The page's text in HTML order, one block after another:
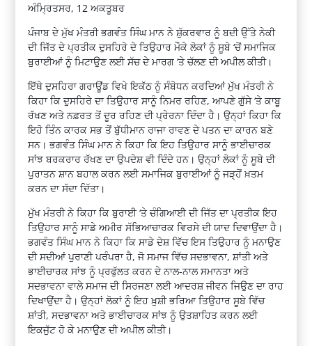
ਅੰਮ੍ਰਿਤਸਰ, 12 ਅਕਤੂਬਰ
ਪੰਜਾਬ ਦੇ ਮੁੱਖ ਮੰਤਰੀ ਭਗਵੰਤ ਸਿੰਘ ਮਾਨ ਨੇ ਸ਼ੁੱਕਰਵਾਰ ਨੂੰ ਬਦੀ ਉੱਤੇ ਨੇਕੀ
ਦੀ ਜਿੱਤ ਦੇ ਪ੍ਰਤੀਕ ਦੁਸਹਿਰੇ ਦੇ ਤਿਉਹਾਰ ਮੌਕੇ ਲੋਕਾਂ ਨੂੰ ਸੂਬੇ ‘ਚੋਂ ਸਮਾਜਿਕ
ਬੁਰਾਈਆਂ ਨੂੰ ਮਿਟਾਉਣ ਲਈ ਸੱਚ ਦੇ ਮਾਰਗ ‘ਤੇ ਚੱਲਣ ਦੀ ਅਪੀਲ ਕੀਤੀ।
ਇੱਥੇ ਦੁਸਹਿਰਾ ਗਰਾਊਂਡ ਵਿਖੇ ਇਕੱਠ ਨੂੰ ਸੰਬੋਧਨ ਕਰਦਿਆਂ ਮੁੱਖ ਮੰਤਰੀ ਨੇ
ਕਿਹਾ ਕਿ ਦੁਸਹਿਰੇ ਦਾ ਤਿਉਹਾਰ ਸਾਨੂੰ ਨਿਮਰ ਰਹਿਣ, ਆਪਣੇ ਗੁੱਸੇ ‘ਤੇ ਕਾਬੂ
ਰੱਖਣ ਅਤੇ ਨਫ਼ਰਤ ਤੋਂ ਦੂਰ ਰਹਿਣ ਦੀ ਪ੍ਰੇਰਨਾ ਦਿੰਦਾ ਹੈ। ਉਨ੍ਹਾਂ ਕਿਹਾ ਕਿ
ਇਹੋ ਤਿੰਨ ਕਾਰਕ ਸਭ ਤੋਂ ਬੁੱਧੀਮਾਨ ਰਾਜਾ ਰਾਵਣ ਦੇ ਪਤਨ ਦਾ ਕਾਰਨ ਬਣੇ
ਸਨ। ਭਗਵੰਤ ਸਿੰਘ ਮਾਨ ਨੇ ਕਿਹਾ ਕਿ ਇਹ ਤਿਉਹਾਰ ਸਾਨੂੰ ਭਾਈਚਾਰਕ
ਸਾਂਝ ਬਰਕਰਾਰ ਰੱਖਣ ਦਾ ਉਪਦੇਸ਼ ਵੀ ਦਿੰਦੇ ਹਨ। ਉਨ੍ਹਾਂ ਲੋਕਾਂ ਨੂੰ ਸੂਬੇ ਦੀ
ਪੁਰਾਤਨ ਸ਼ਾਨ ਬਹਾਲ ਕਰਨ ਲਈ ਸਮਾਜਿਕ ਬੁਰਾਈਆਂ ਨੂੰ ਜੜ੍ਹੋਂ ਖ਼ਤਮ
ਕਰਨ ਦਾ ਸੱਦਾ ਦਿੱਤਾ।
ਮੁੱਖ ਮੰਤਰੀ ਨੇ ਕਿਹਾ ਕਿ ਬੁਰਾਈ ‘ਤੇ ਚੰਗਿਆਈ ਦੀ ਜਿੱਤ ਦਾ ਪ੍ਰਤੀਕ ਇਹ
ਤਿਉਹਾਰ ਸਾਨੂੰ ਸਾਡੇ ਅਮੀਰ ਸੱਭਿਆਚਾਰਕ ਵਿਰਸੇ ਦੀ ਯਾਦ ਦਿਵਾਉਂਦਾ ਹੈ।
ਭਗਵੰਤ ਸਿੰਘ ਮਾਨ ਨੇ ਕਿਹਾ ਕਿ ਸਾਡੇ ਦੇਸ਼ ਵਿੱਚ ਇਸ ਤਿਉਹਾਰ ਨੂੰ ਮਨਾਉਣ
ਦੀ ਸਦੀਆਂ ਪੁਰਾਣੀ ਪਰੰਪਰਾ ਹੈ, ਜੋ ਸਮਾਜ ਵਿੱਚ ਸਦਭਾਵਨਾ, ਸ਼ਾਂਤੀ ਅਤੇ
ਭਾਈਚਾਰਕ ਸਾਂਝ ਨੂੰ ਪ੍ਰਫੁੱਲਤ ਕਰਨ ਦੇ ਨਾਲ-ਨਾਲ ਸਮਾਨਤਾ ਅਤੇ
ਸਦਭਾਵਨਾ ਵਾਲੇ ਸਮਾਜ ਦੀ ਸਿਰਜਣਾ ਲਈ ਆਦਰਸ਼ ਜੀਵਨ ਜਿਉਣ ਦਾ ਰਾਹ
ਦਿਖਾਉਂਦਾ ਹੈ। ਉਨ੍ਹਾਂ ਲੋਕਾਂ ਨੂੰ ਇਹ ਖ਼ੁਸ਼ੀ ਭਰਿਆ ਤਿਉਹਾਰ ਸੂਬੇ ਵਿੱਚ
ਸ਼ਾਂਤੀ, ਸਦਭਾਵਨਾ ਅਤੇ ਭਾਈਚਾਰਕ ਸਾਂਝ ਨੂੰ ਉਤਸ਼ਾਹਿਤ ਕਰਨ ਲਈ
ਇਕਜੁੱਟ ਹੋ ਕੇ ਮਨਾਉਣ ਦੀ ਅਪੀਲ ਕੀਤੀ।